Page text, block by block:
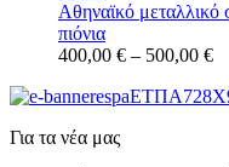
Αθηναϊκό μεταλλικό
πιόνια
400,00 € – 500,00 €
Για τα νέα μας